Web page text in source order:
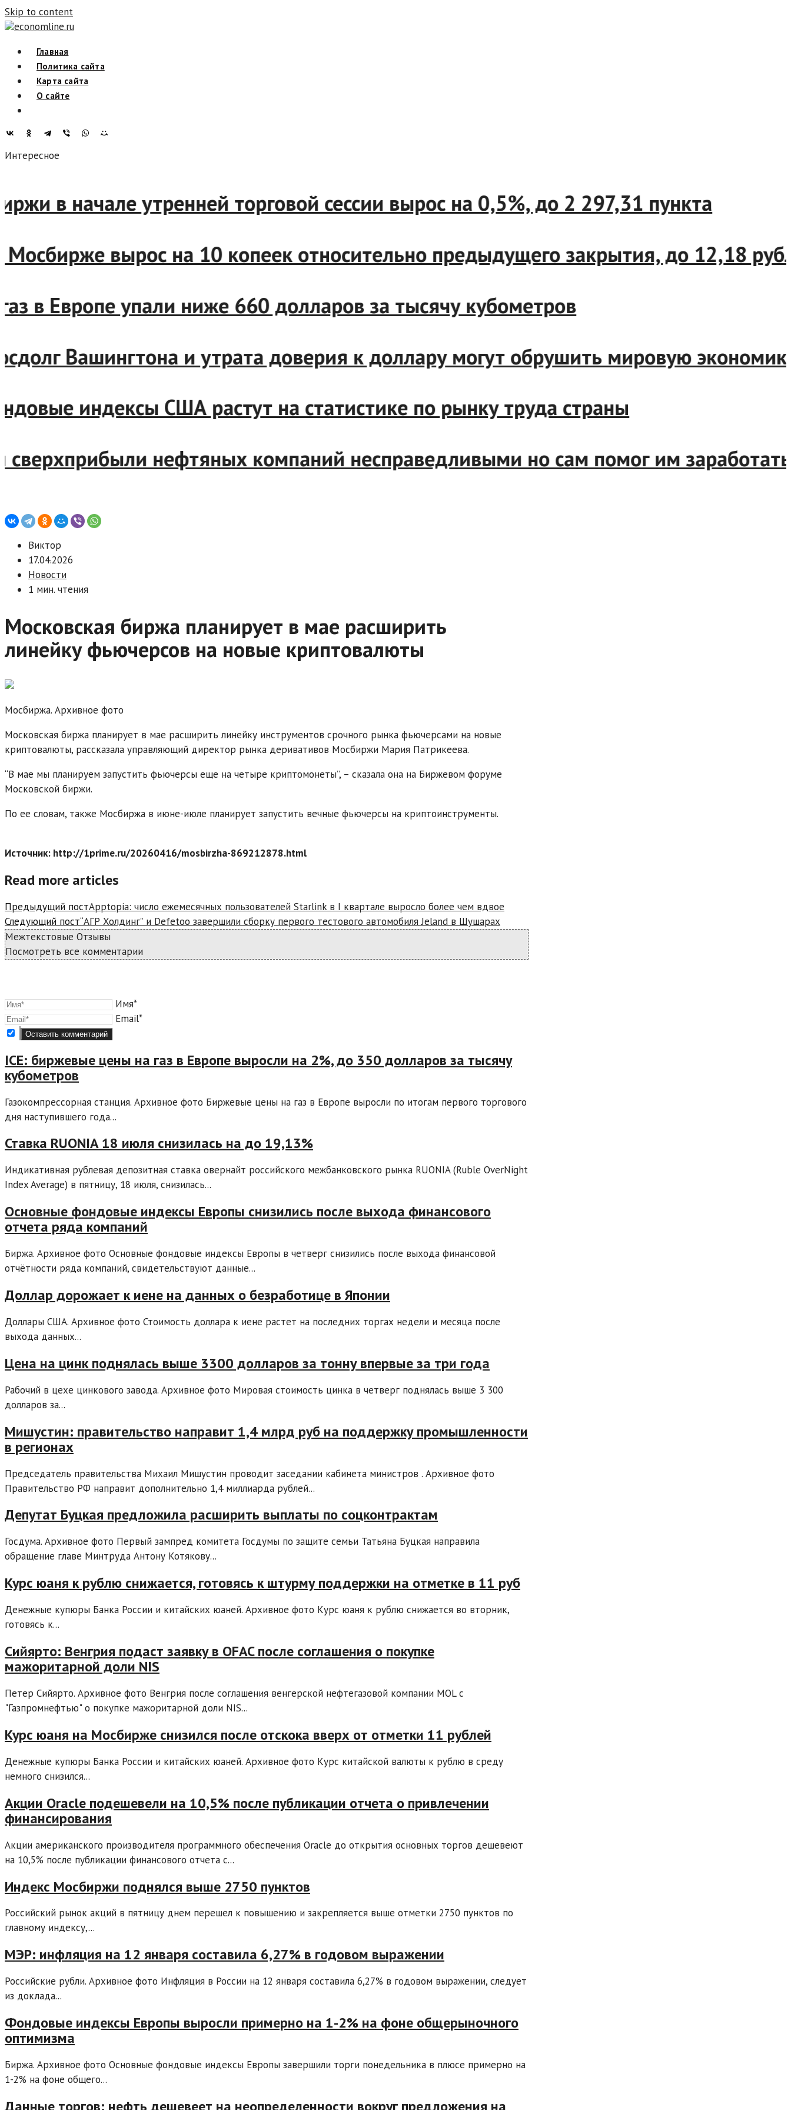
Skip to content
economline.ru
Главная
Политика сайта
Карта сайта
О сайте
Интересное
в начале утренней торговой сессии вырос на 0,5%, до 2 297,31 пункта
Мосбирже вырос на 10 копеек относительно предыдущего закрытия, до 12,18
газ в Европе упали ниже 660 долларов за тысячу кубометров
госдолг Вашингтона и утрата доверия к доллару могут обрушить мировую
индексы США растут на статистике по рынку труда страны
сверхприбыли нефтяных компаний несправедливыми но сам помог им
Виктор
17.04.2026
Новости
1 мин. чтения
Московская биржа планирует в мае расширить
линейку фьючерсов на новые криптовалюты
Мосбиржа. Архивное фото
Московская биржа планирует в мае расширить линейку инструментов срочного рынка фьючерсами на новые
криптовалюты, рассказала управляющий директор рынка деривативов Мосбиржи Мария Патрикеева.
“В мае мы планируем запустить фьючерсы еще на четыре криптомонеты”, – сказала она на Биржевом форуме
Московской биржи.
По ее словам, также Мосбиржа в июне-июле планирует запустить вечные фьючерсы на криптоинструменты.
Источник: http://1prime.ru/20260416/mosbirzha-869212878.html
Read more articles
Предыдущий постApptopia: число ежемесячных пользователей Starlink в I квартале выросло более чем вдвое
Следующий пост“АГР Холдинг” и Defetoo завершили сборку первого тестового автомобиля Jeland в Шушарах
Межтекстовые Отзывы
Посмотреть все комментарии
Имя*
Email*
ICE: биржевые цены на газ в Европе выросли на 2%, до 350 долларов за тысячу
кубометров
Газокомпрессорная станция. Архивное фото Биржевые цены на газ в Европе выросли по итогам первого торгового
дня наступившего года...
Ставка RUONIA 18 июля снизилась на до 19,13%
Индикативная рублевая депозитная ставка овернайт российского межбанковского рынка RUONIA (Ruble OverNight
Index Average) в пятницу, 18 июля, снизилась...
Основные фондовые индексы Европы снизились после выхода финансового
отчета ряда компаний
Биржа. Архивное фото Основные фондовые индексы Европы в четверг снизились после выхода финансовой
отчётности ряда компаний, свидетельствуют данные...
Доллар дорожает к иене на данных о безработице в Японии
Доллары США. Архивное фото Стоимость доллара к иене растет на последних торгах недели и месяца после
выхода данных...
Цена на цинк поднялась выше 3300 долларов за тонну впервые за три года
Рабочий в цехе цинкового завода. Архивное фото Мировая стоимость цинка в четверг поднялась выше 3 300
долларов за...
Мишустин: правительство направит 1,4 млрд руб на поддержку промышленности
в регионах
Председатель правительства Михаил Мишустин проводит заседании кабинета министров . Архивное фото
Правительство РФ направит дополнительно 1,4 миллиарда рублей...
Депутат Буцкая предложила расширить выплаты по соцконтрактам
Госдума. Архивное фото Первый зампред комитета Госдумы по защите семьи Татьяна Буцкая направила
обращение главе Минтруда Антону Котякову...
Курс юаня к рублю снижается, готовясь к штурму поддержки на отметке в 11 руб
Денежные купюры Банка России и китайских юаней. Архивное фото Курс юаня к рублю снижается во вторник,
готовясь к...
Сийярто: Венгрия подаст заявку в OFAC после соглашения о покупке
мажоритарной доли NIS
Петер Сийярто. Архивное фото Венгрия после соглашения венгерской нефтегазовой компании MOL с
"Газпромнефтью" о покупке мажоритарной доли NIS...
Курс юаня на Мосбирже снизился после отскока вверх от отметки 11 рублей
Денежные купюры Банка России и китайских юаней. Архивное фото Курс китайской валюты к рублю в среду
немного снизился...
Акции Oracle подешевели на 10,5% после публикации отчета о привлечении
финансирования
Акции американского производителя программного обеспечения Oracle до открытия основных торгов дешевеют
на 10,5% после публикации финансового отчета с...
Индекс Мосбиржи поднялся выше 2750 пунктов
Российский рынок акций в пятницу днем перешел к повышению и закрепляется выше отметки 2750 пунктов по
главному индексу,...
МЭР: инфляция на 12 января составила 6,27% в годовом выражении
Российские рубли. Архивное фото Инфляция в России на 12 января составила 6,27% в годовом выражении, следует
из доклада...
Фондовые индексы Европы выросли примерно на 1-2% на фоне общерыночного
оптимизма
Биржа. Архивное фото Основные фондовые индексы Европы завершили торги понедельника в плюсе примерно на
1-2% на фоне общего...
Данные торгов: нефть дешевеет на неопределенности вокруг предложения на